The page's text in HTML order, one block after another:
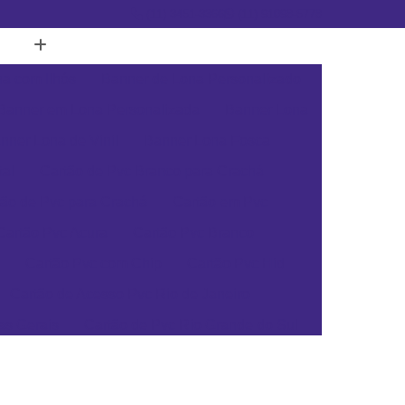
Catarina